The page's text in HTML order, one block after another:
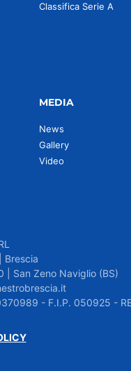
Classifica Serie A
MEDIA
News
Gallery
Video
Brescia
| San Zeno Naviglio (BS)
- F.I.P. 050925 -